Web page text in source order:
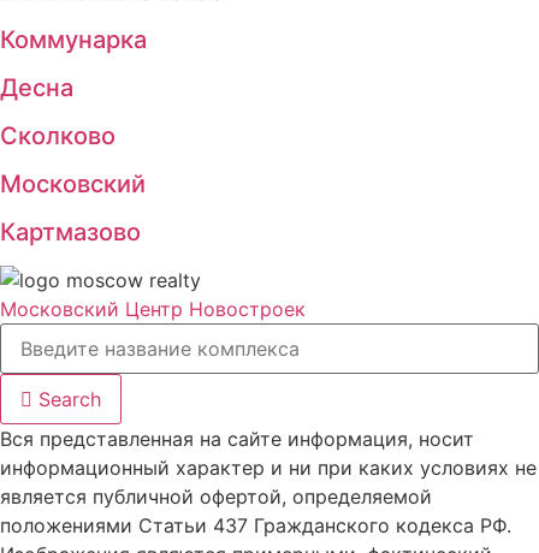
Коммунарка
Десна
Сколково
Московский
Картмазово
Московский Центр Новостроек
Search
Вся представленная на сайте информация, носит
информационный характер и ни при каких условиях не
является публичной офертой, определяемой
положениями Статьи 437 Гражданского кодекса РФ.